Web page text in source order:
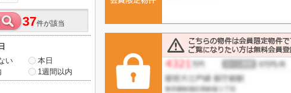
37件が該当
い
本日
1週間以内